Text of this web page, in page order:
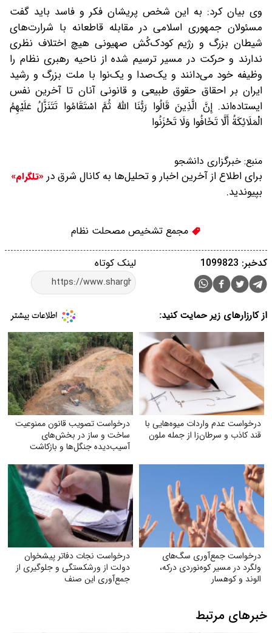
وی بیان کرد: به این شخص پریشان فکر و فاسد باید گفت
مسئولان جمهوری اسلامی در مقابله قاطعانه با شرارت‌های
شیطان بزرگ و رژیم کودک‌کُش صهیونی هیچ اختلاف نظری
ندارند و حرکت در مسیر ترسیم شده از ناحیه رهبری نظام را
وظیفه خود می‌دانند و یک‌صدا و یک‌نوا با ملت بزرگ و رشید
ایران بر احقاق حقوق طبیعی و قانونی آنان تا آخرین نفس
ایستاده‌اند. إِنَّ الَّذِینَ قَالُوا رَبُّنَا اللَّهُ ثُمَّ اسْتَقَامُوا تَتَنَزَّلُ عَلَیْهِمُ
الْمَلَائِکَةُ أَلَّا تَخَافُوا وَلَا تَحْزَنُوا
منبع: خبرگزاری دانشجو
برای اطلاع از آخرین اخبار و تحلیل‌ها به کانال شرق در «تلگرام»
بپیوندید.
مجمع تشخیص مصحلت نظام
لینک کوتاه کدخبر: 1099823
از کارزارهای زیر حمایت کنید:
درخواست عدم واردات میوه‌هایی با
قند کاذب و سرطان‌زا از جمله ملون
درخواست تصویب قانون ممنوعیت
ساخت و ساز در بخش‌های
آسیب‌دیده جنگل‌ها و بازکاشت
آسیب‌دیده
درخواست جمع‌آوری سگ‌های
ولگرد در مسیر کوه‌نوردی درکه،
الوند و کوهسار
درخواست نجات دفاتر پیشخوان
دولت از ورشکستگی و جلوگیری از
جمع‌آوری این صنف
خبرهای مرتبط